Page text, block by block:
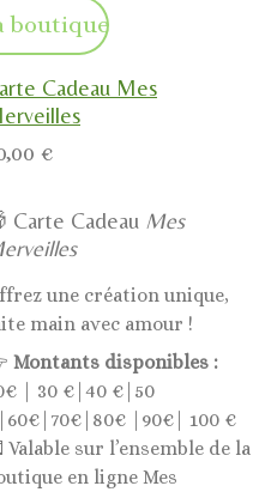
boutique
Cadeau Mes
€
Carte Cadeau Mes
une création unique,
main avec amour !
Montants disponibles :
| 30 €|40 €|50
|90€| 100 €
Valable sur l’ensemble de la
en ligne Mes